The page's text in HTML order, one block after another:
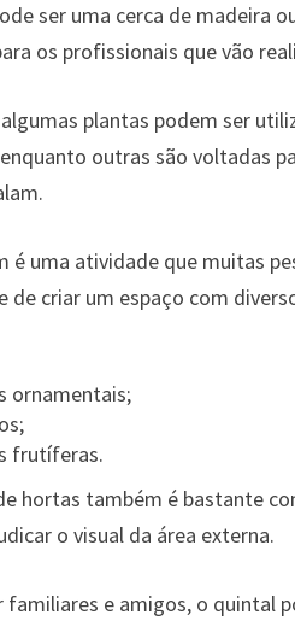
ser uma cerca de madeira
os profissionais que vão
plantas podem ser
outras são voltadas
é uma atividade que muitas
de criar um espaço com
ornamentais;
frutíferas.
hortas também é bastante
o visual da área externa.
familiares e amigos, o quintal